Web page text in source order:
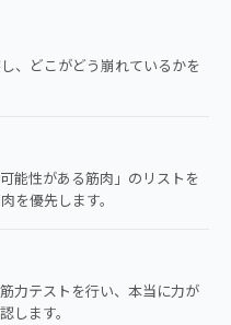
、どこがどう崩れているかを
能性がある筋肉」のリストを
を優先します。
力テストを行い、本当に力が
します。